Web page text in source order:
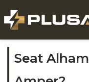
Seat